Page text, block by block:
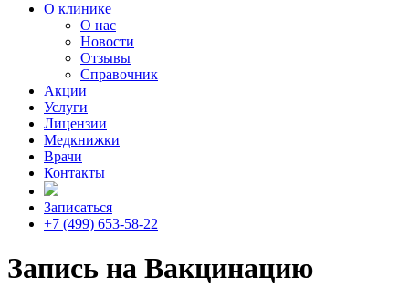
О клинике
О нас
Новости
Отзывы
Справочник
Акции
Услуги
Лицензии
Медкнижки
Врачи
Контакты
Записаться
+7 (499) 653-58-22
Запись на Вакцинацию